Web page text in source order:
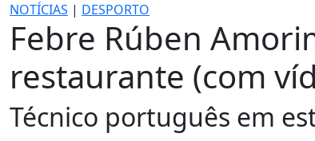
NOTÍCIAS | DESPORTO
Febre Rúben
restaurante (com
Técnico português em